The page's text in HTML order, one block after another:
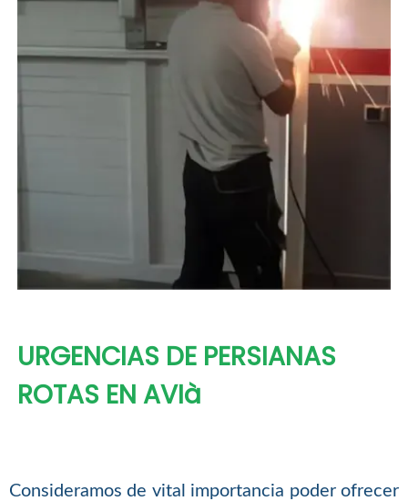
URGENCIAS DE PERSIANAS
ROTAS EN AVIà
Consideramos de vital importancia poder ofrecer